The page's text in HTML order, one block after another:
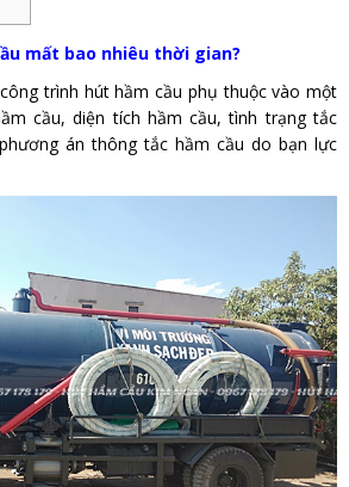
mất bao nhiêu thời gian?
trình hút hầm cầu phụ thuộc vào một
cầu, diện tích hầm cầu, tình trạng tắc
án thông tắc hầm cầu do bạn lực